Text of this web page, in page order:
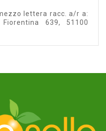
lettera racc. a/r a:
639, 51100